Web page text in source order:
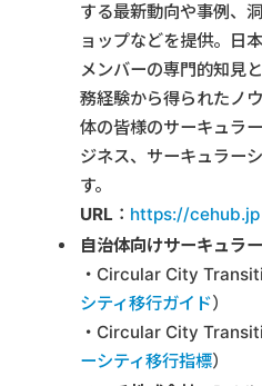
する最新動向や事例、
ョップなどを提供。日
メンバーの専門的知見
務経験から得られたノ
体の皆様のサーキュラ
ジネス、サーキュラー
す。
URL ： https://cehub.jp
自治体向けサーキュラ
・Circular City
シティ移行ガイド）
・Circular City
ーシティ移行指標）